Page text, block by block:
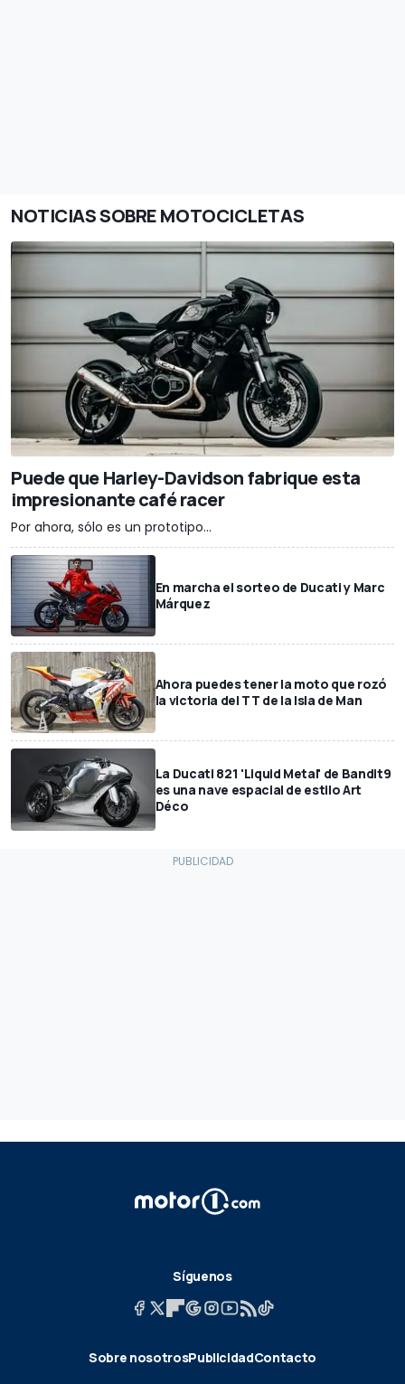
NOTICIAS SOBRE MOTOCICLETAS
Puede que Harley-Davidson fabrique esta
impresionante café racer
Por ahora, sólo es un prototipo...
En marcha el sorteo de Ducati y Marc
Márquez
Ahora puedes tener la moto que rozó
la victoria del TT de la Isla de Man
La Ducati 821 'Liquid Metal' de Bandit9
es una nave espacial de estilo Art
Déco
Síguenos
Sobre nosotrosPublicidadContacto